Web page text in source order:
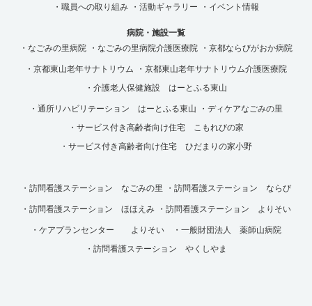
・職員への取り組み
・活動ギャラリー ・イベント情報
病院・施設一覧
・なごみの里病院
・なごみの里病院介護医療院 ・京都ならびがおか病院
・京都東山老年サナトリウム
・京都東山老年サナトリウム介護医療院
・介護老人保健施設 はーとふる東山
・通所リハビリテーション はーとふる東山
・ディケアなごみの里
・サービス付き高齢者向け住宅 こもれびの家
・サービス付き高齢者向け住宅 ひだまりの家小野
・訪問看護ステーション なごみの里 ・訪問看護ステーション ならび
・訪問看護ステーション ほほえみ ・訪問看護ステーション よりそい
・ケアプランセンター よりそい
・一般財団法人 薬師山病院
・訪問看護ステーション やくしやま